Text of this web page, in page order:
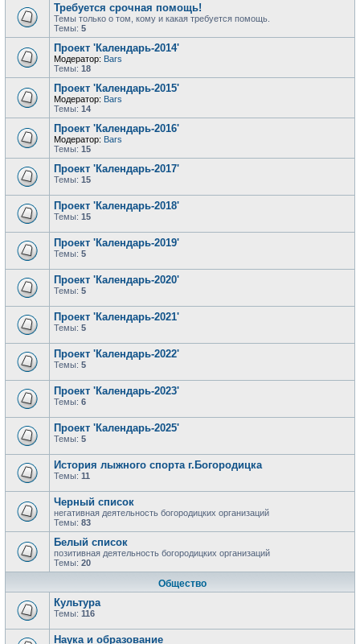
Требуется срочная помощь!
Темы только о том, кому и какая требуется помощь.
Темы: 5
Проект 'Календарь-2014'
Модератор: Bars
Темы: 18
Проект 'Календарь-2015'
Модератор: Bars
Темы: 14
Проект 'Календарь-2016'
Модератор: Bars
Темы: 15
Проект 'Календарь-2017'
Темы: 15
Проект 'Календарь-2018'
Темы: 15
Проект 'Календарь-2019'
Темы: 5
Проект 'Календарь-2020'
Темы: 5
Проект 'Календарь-2021'
Темы: 5
Проект 'Календарь-2022'
Темы: 5
Проект 'Календарь-2023'
Темы: 6
Проект 'Календарь-2025'
Темы: 5
История лыжного спорта г.Богородицка
Темы: 11
Черный список
негативная деятельность богородицких организаций
Темы: 83
Белый список
позитивная деятельность богородицких организаций
Темы: 20
Общество
Культура
Темы: 116
Наука и образование